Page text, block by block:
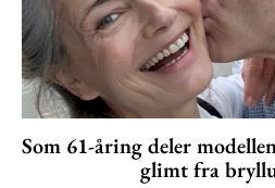
Som 61-åring deler
glimt fra